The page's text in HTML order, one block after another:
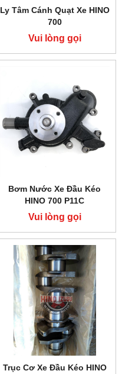
Ly Tâm Cánh Quạt Xe HINO
700
Vui lòng gọi
Bơm Nước Xe Đầu Kéo
HINO 700 P11C
Vui lòng gọi
Trục Cơ Xe Đầu Kéo HINO